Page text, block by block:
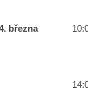
března